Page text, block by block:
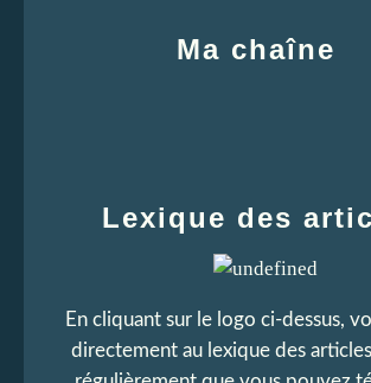
Ma chaîne
Lexique des
En cliquant sur le logo ci-dessus,
directement au lexique des